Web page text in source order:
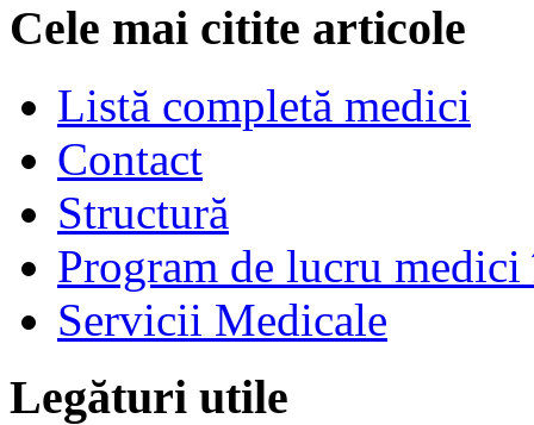
Cele mai citite articole
Listă completă medici
Contact
Structură
Program de lucru
Servicii Medicale
Legături utile